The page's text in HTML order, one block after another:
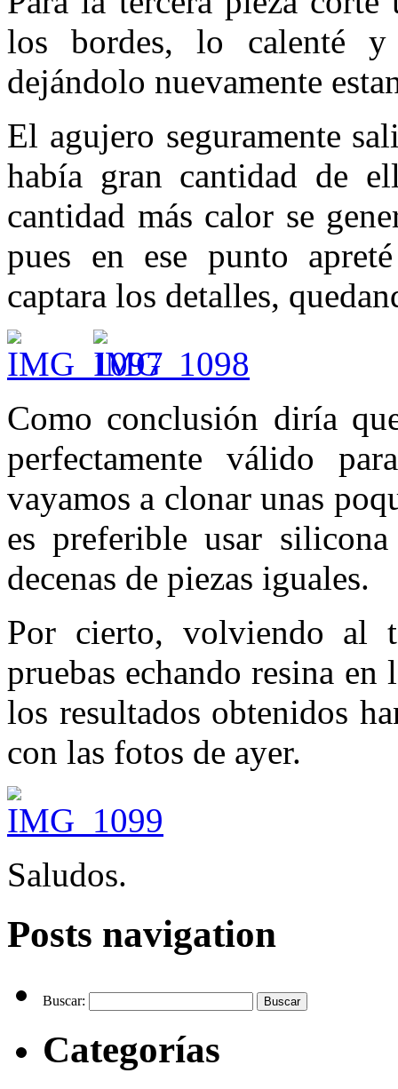
los bordes, lo calenté
dejándolo nuevamente
El agujero seguramente
había gran cantidad de
cantidad más calor se
pues en ese punto
captara los detalles,
Como conclusión diría
perfectamente válido
vayamos a clonar unas
es preferible usar
decenas de piezas iguales.
Por cierto, volviendo al
pruebas echando resina
los resultados obtenidos
con las fotos de ayer.
Saludos.
Posts navigation
Buscar:
Categorías